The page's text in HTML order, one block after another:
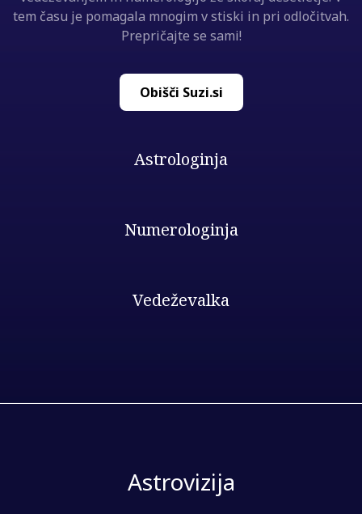
tem času je pomagala mnogim v stiski in pri odločitvah.
Prepričajte se sami!
Obišči Suzi.si
Astrologinja
Numerologinja
Vedeževalka
Astrovizija